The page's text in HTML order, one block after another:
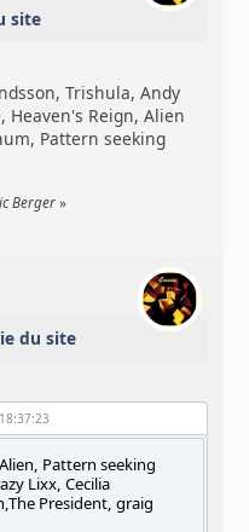
site
Trishula, Andy
Heaven's Reign, Alien
Pattern seeking
Berger»
du site
Pattern seeking
Lixx, Cecilia
President, graig